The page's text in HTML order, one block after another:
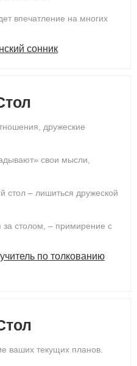
впечатление на многих
сонник
дружеские
свои мысли,
стол – лишиться дружеской
за столом, – примирение с
по толкованию
ваших текущих планов.